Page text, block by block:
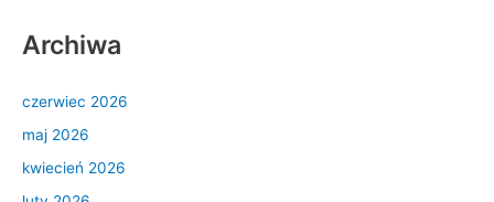
Archiwa
czerwiec 2026
maj 2026
kwiecień 2026